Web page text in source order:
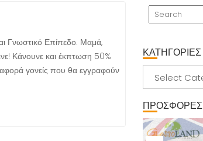
Γνωστικό Επίπεδο. Μαμά,
Κάνουνε και έκπτωση 50%
γονείς που θα εγγραφούν
ΚΑΤΗΓΟΡΙΕΣ
ΚΑΤΗΓΟΡΙΕΣ
ΠΡΟΣΦΟΡΕΣ